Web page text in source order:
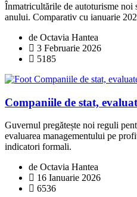
Înmatricultările de autoturisme noi
anului. Comparativ cu ianuarie
de Octavia Hantea
3 Februarie 2026
5185
Companiile de stat,
Guvernul pregătește noi reguli
evaluarea managementului pe
indicatori formali.
de Octavia Hantea
16 Ianuarie 2026
6536